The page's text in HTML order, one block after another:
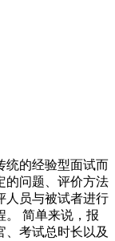
统的经验型面试而
的问题、评价方法
人员与被试者进行
。 简单来说，报
、考试总时长以及